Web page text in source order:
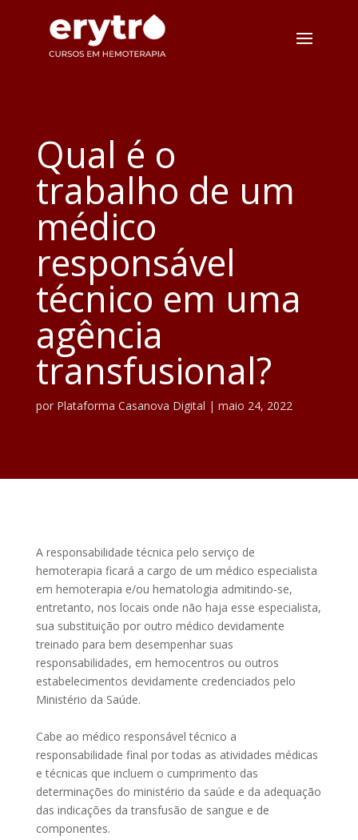
Qual é o
trabalho de um
médico
responsável
técnico em uma
agência
transfusional?
por Plataforma Casanova Digital | maio 24, 2022
A responsabilidade técnica pelo serviço de
hemoterapia ficará a cargo de um médico especialista
em hemoterapia e/ou hematologia admitindo-se,
entretanto, nos locais onde não haja esse especialista,
sua substituição por outro médico devidamente
treinado para bem desempenhar suas
responsabilidades, em hemocentros ou outros
estabelecimentos devidamente credenciados pelo
Ministério da Saúde.
Cabe ao médico responsável técnico a
responsabilidade final por todas as atividades médicas
e técnicas que incluem o cumprimento das
determinações do ministério da saúde e da adequação
das indicações da transfusão de sangue e de
componentes.